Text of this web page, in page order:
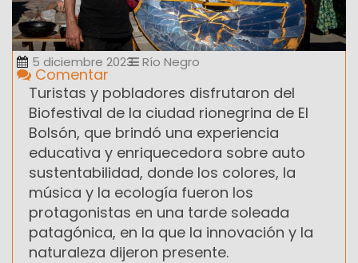
5 diciembre 2023 Río Negro
Comentar
Turistas y pobladores disfrutaron del
Biofestival de la ciudad rionegrina de El
Bolsón, que brindó una experiencia
educativa y enriquecedora sobre auto
sustentabilidad, donde los colores, la
música y la ecología fueron los
protagonistas en una tarde soleada
patagónica, en la que la innovación y la
naturaleza dijeron presente.